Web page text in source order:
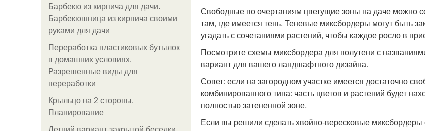
Барбекю из кирпича для дачи.
Барбекюшница из кирпича своими
руками для дачи
Переработка пластиковых бутылок
в домашних условиях.
Разрешенные виды для
переработки
Крыльцо на 2 стороны.
Планирование
Летний вариант закрытой беседки.
Свободные по очертаниям цветущие зоны на даче можно
там, где имеется тень. Теневые миксбордеры могут быть
угадать с сочетаниями растений, чтобы каждое росло в
Посмотрите схемы миксбордера для полутени с
вариант для вашего ландшафтного дизайна.
Совет: если на загородном участке имеется достаточно
комбинированного типа: часть цветов и растений будет
полностью затененной зоне.
Если вы решили сделать хвойно-вересковые